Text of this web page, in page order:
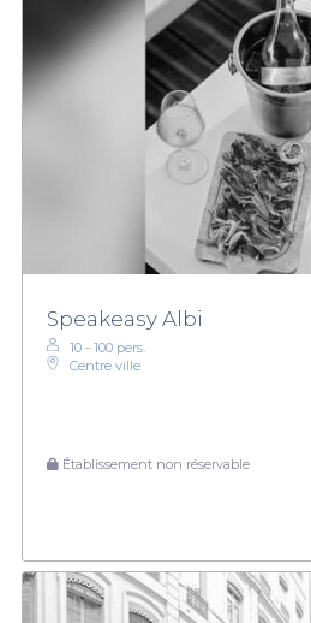
Speakeasy Albi
10 - 100 pers.
Centre ville
Établissement non réservable